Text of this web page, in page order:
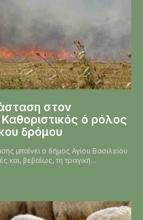
στον
ό ρόλος
δρόμου
μπαίνει ο δήμος Αγίου Βασιλείου
και, βεβαίως, τη τραγική...